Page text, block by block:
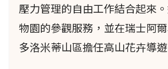
月，它關注的是長萼銀蓮花（
vulgaris），這是一種真正美麗
植物，在英國瀕危名單上。它被
壓力管理的自由工作結合起來
物園的參觀服務，並在瑞士阿
多洛米蒂山區擔任高山花卉導遊